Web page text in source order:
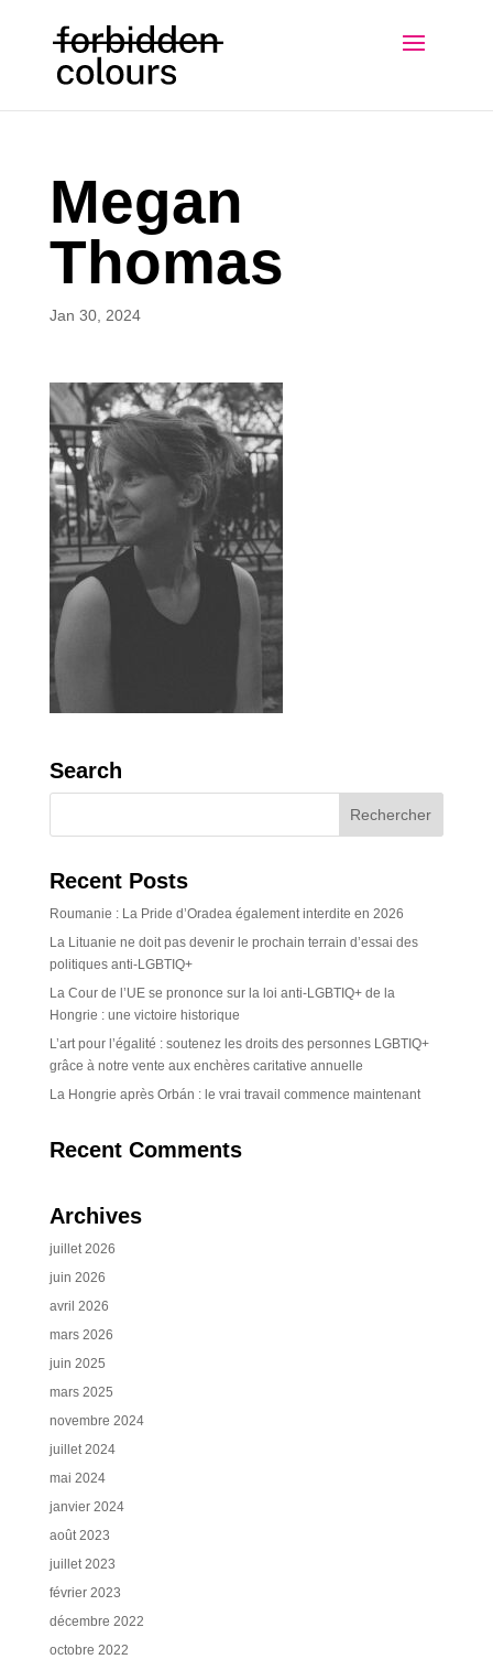
Megan
Thomas
Jan 30, 2024
Search
Recent Posts
Roumanie : La Pride d’Oradea également interdite en 2026
La Lituanie ne doit pas devenir le prochain terrain d’essai des
politiques anti-LGBTIQ+
La Cour de l’UE se prononce sur la loi anti-LGBTIQ+ de la
Hongrie : une victoire historique
L’art pour l’égalité : soutenez les droits des personnes LGBTIQ+
grâce à notre vente aux enchères caritative annuelle
La Hongrie après Orbán : le vrai travail commence maintenant
Recent Comments
Archives
juillet 2026
juin 2026
avril 2026
mars 2026
juin 2025
mars 2025
novembre 2024
juillet 2024
mai 2024
janvier 2024
août 2023
juillet 2023
février 2023
décembre 2022
octobre 2022